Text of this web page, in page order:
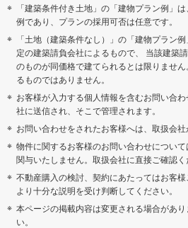
「建築条件付き土地」の「建物プラン例」
例であり、プランの採用可否は任意です。
「土地（建築条件なし）」の「建物プラン
定の建築請負会社によるもので、 当該建築
のものが同価格で建てられるとは限りませ
るものではありません。
お客様が入力する個人情報を含むお問い合
社に送信され、そこで管理されます。
お問い合わせをされたお客様へは、取扱会社
物件に関するお客様のお問い合わせについ
関与いたしません。取扱会社に直接ご確認く
不動産購入の検討、契約にあたってはお客
より十分な説明を受け判断してください。
本ページの掲載内容は変更される場合があ
い。